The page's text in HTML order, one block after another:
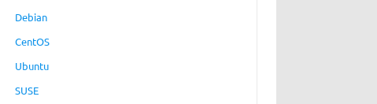
Debian
CentOS
Ubuntu
SUSE